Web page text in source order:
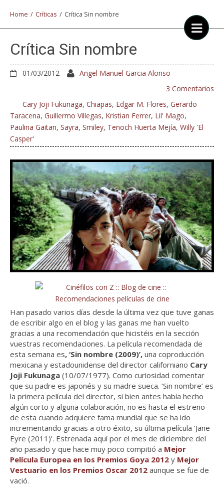
Home / Críticas / Crítica Sin nombre
Crítica Sin nombre
01/03/2012
Angel Manuel Garcia Alonso
3 Comentarios
Cary Joji Fukunaga, Chiapas, Edgar M. Flores, Gerardo
Taracena, Guillermo Villegas, Kristian Ferrer, Lil' Mago,
Paulina Gaitan, Sayra, Smiley, Tenoch Huerta Mejía, Willy 'El
Casper'
Han pasado varios días desde la última vez que tuve ganas
de escribir algo en el blog y las ganas me han vuelto
gracias a una recomendación que hicistéis en la sección
vuestras recomendaciones. La película recomendada de
esta semana es, ‘Sin nombre (2009)’, una coproducción
mexicana y estadounidense del director californiano Cary
Joji Fukunaga (10/07/1977). Como curiosidad comentar
que su padre es japonés y su madre sueca. ‘Sin nombre’ es
la primera película del director, si bien antes había hecho
algún corto y alguna colaboración, no es hasta el estreno
de esta cuando adquiere fama mundial que se ha ido
incrementando gracias a otro éxito, su última película ‘Jane
Eyre (2011)’. Estrenada aquí por el mes de diciembre del
año pasado y que hace muy poco compitió a Mejor
Película Europea en los Premios Goya 2012 y Mejor
Vestuario en los Premios Oscar 2012 aunque se fue de
vació.